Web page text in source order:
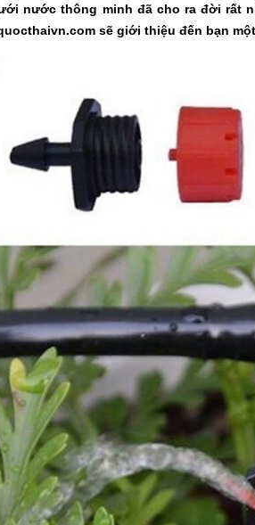
nước thông minh đã cho ra đời rất
sẽ giới thiệu đến bạn